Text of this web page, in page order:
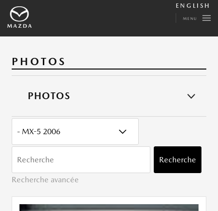
ENGLISH
MENU
PHOTOS
PHOTOS
CATÉGORY
Recherche
Recherche avancée